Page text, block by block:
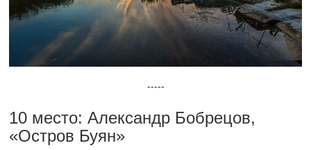
-----
10 место: Александр Бобрецов,
«Остров Буян»